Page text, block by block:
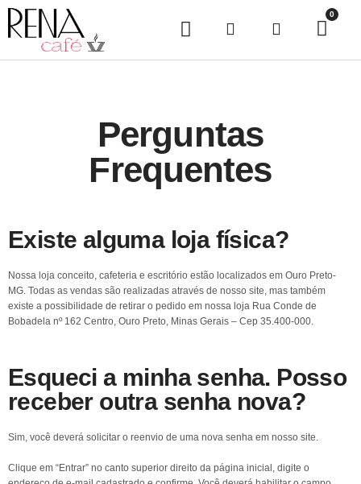
0
Perguntas
Frequentes
Existe alguma loja física?
Nossa loja conceito, cafeteria e escritório estão localizados em Ouro Preto-
MG. Todas as vendas são realizadas através de nosso site, mas também
existe a possibilidade de retirar o pedido em nossa loja Rua Conde de
Bobadela nº 162 Centro, Ouro Preto, Minas Gerais – Cep 35.400-000.
Esqueci a minha senha. Posso
receber outra senha nova?
Sim, você deverá solicitar o reenvio de uma nova senha em nosso site.
Clique em “Entrar” no canto superior direito da página inicial, digite o